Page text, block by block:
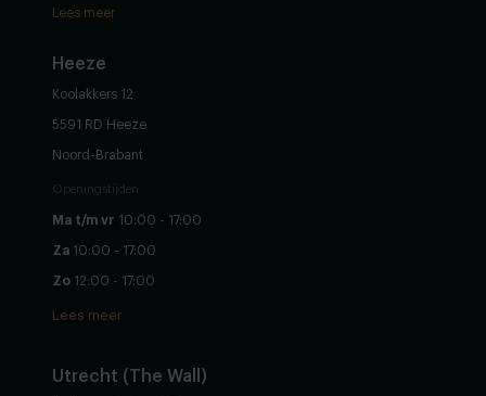
Lees meer
Heeze
Koolakkers 12
5591 RD Heeze
Noord-Brabant
Openingstijden
Ma t/m vr 10:00 - 17:00
Za 10:00 - 17:00
Zo 12:00 - 17:00
Lees meer
Utrecht (The Wall)